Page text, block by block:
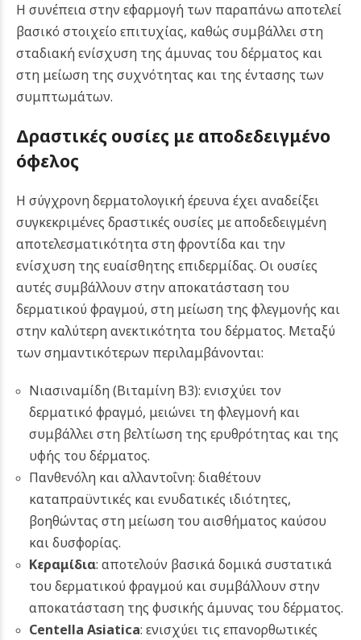
Η συνέπεια στην εφαρμογή των παραπάνω αποτελεί
βασικό στοιχείο επιτυχίας, καθώς συμβάλλει στη
σταδιακή ενίσχυση της άμυνας του δέρματος και
στη μείωση της συχνότητας και της έντασης των
συμπτωμάτων.
Δραστικές ουσίες με αποδεδειγμένο
όφελος
Η σύγχρονη δερματολογική έρευνα έχει αναδείξει
συγκεκριμένες δραστικές ουσίες με αποδεδειγμένη
αποτελεσματικότητα στη φροντίδα και την
ενίσχυση της ευαίσθητης επιδερμίδας. Οι ουσίες
αυτές συμβάλλουν στην αποκατάσταση του
δερματικού φραγμού, στη μείωση της φλεγμονής και
στην καλύτερη ανεκτικότητα του δέρματος. Μεταξύ
των σημαντικότερων περιλαμβάνονται:
Νιασιναμίδη (Βιταμίνη B3): ενισχύει τον
δερματικό φραγμό, μειώνει τη φλεγμονή και
συμβάλλει στη βελτίωση της ερυθρότητας και της
υφής του δέρματος.
Πανθενόλη και αλλαντοΐνη: διαθέτουν
καταπραϋντικές και ενυδατικές ιδιότητες,
βοηθώντας στη μείωση του αισθήματος καύσου
και δυσφορίας.
Κεραμίδια: αποτελούν βασικά δομικά συστατικά
του δερματικού φραγμού και συμβάλλουν στην
αποκατάσταση της φυσικής άμυνας του δέρματος.
Centella Asiatica: ενισχύει τις επανορθωτικές